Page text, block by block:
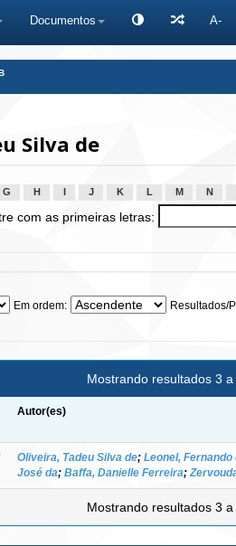
Documentos A-
Silva de
G H J K L M N
com as primeiras letras:
Em ordem: Resultados/
Mostrando resultados 3 a
Autor(es)
Oliveira, Tadeu Silva de; Leonel, Fernando
José da; Baffa, Danielle Ferreira;
Mostrando resultados 3 a